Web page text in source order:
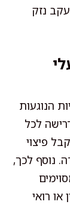
נזק
הנוגעות
לכל
פיצוי
נוסף לכך,
או רואי